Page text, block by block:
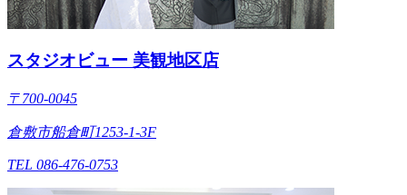
スタジオビュー 美観地区店
〒700-0045
倉敷市船倉町1253-1-3F
TEL 086-476-0753